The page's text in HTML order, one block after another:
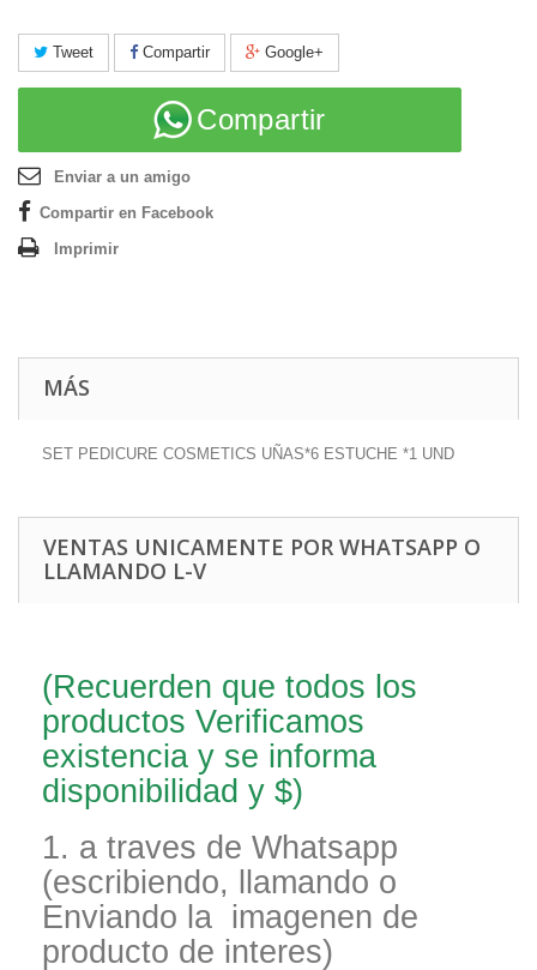
Tweet Compartir Google+
Compartir
Enviar a un amigo
Compartir en Facebook
Imprimir
MÁS
SET PEDICURE COSMETICS UÑAS*6 ESTUCHE *1 UND
VENTAS UNICAMENTE POR WHATSAPP O
LLAMANDO L-V
(Recuerden que todos los
productos Verificamos
existencia y se informa
disponibilidad y $)
1. a traves de Whatsapp
(escribiendo, llamando o
Enviando la imagenen de
producto de interes)